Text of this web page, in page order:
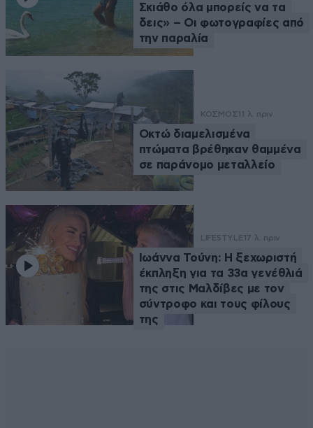
Σκιάθο όλα μπορείς να τα
δεις» – Οι φωτογραφίες από
την παραλία
ΚΟΣΜΟΣ 11 λ. πριν
Οκτώ διαμελισμένα
πτώματα βρέθηκαν θαμμένα
σε παράνομο μεταλλείο
LIFESTYLE 17 λ. πριν
Ιωάννα Τούνη: Η ξεχωριστή
έκπληξη για τα 33α γενέθλιά
της στις Μαλδίβες με τον
σύντροφο και τους φίλους
της